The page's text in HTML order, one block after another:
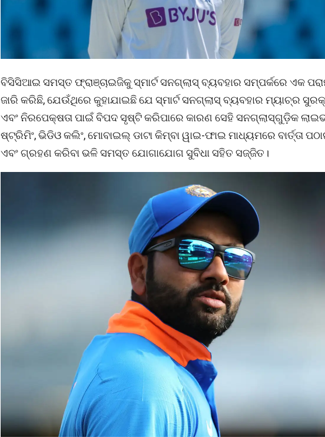
ବିସିସିଆଇ ସମସ୍ତ ଫ୍ରାଞ୍ଚାଇଜିକୁ ସ୍ମାର୍ଟ ସନଗ୍ଲାସ୍ ବ୍ୟବହାର ସମ୍ପର୍କରେ ଏକ
ଜାରି କରିଛି, ଯେଉଁଥିରେ କୁହାଯାଇଛି ଯେ ସ୍ମାର୍ଟ ସନଗ୍ଲାସ୍ ବ୍ୟବହାର ମ୍ୟାଚ୍‌ର
ଏବଂ ନିରପେକ୍ଷତା ପାଇଁ ବିପଦ ସୃଷ୍ଟି କରିପାରେ କାରଣ ସେହି ସନଗ୍ଲାସ୍‌ଗୁଡ଼ିକ
ଷ୍ଟ୍ରିମିଂ, ଭିଡିଓ କଲିଂ, ମୋବାଇଲ୍ ଡାଟା କିମ୍ବା ୱାଇ-ଫାଇ ମାଧ୍ୟମରେ ବାର୍ତ୍ତା
ଏବଂ ଗ୍ରହଣ କରିବା ଭଳି ସମସ୍ତ ଯୋଗାଯୋଗ ସୁବିଧା ସହିତ ସଜ୍ଜିତ।